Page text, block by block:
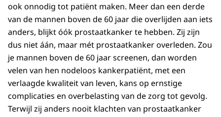
ook onnodig tot patiënt maken. Meer dan een derde
van de mannen boven de 60 jaar die overlijden aan iets
anders, blijkt óók prostaatkanker te hebben. Zij zijn
dus niet áán, maar mét prostaatkanker overleden. Zou
je mannen boven de 60 jaar screenen, dan worden
velen van hen nodeloos kankerpatiënt, met een
verlaagde kwaliteit van leven, kans op ernstige
complicaties en overbelasting van de zorg tot gevolg.
Terwijl zij anders nooit klachten van prostaatkanker